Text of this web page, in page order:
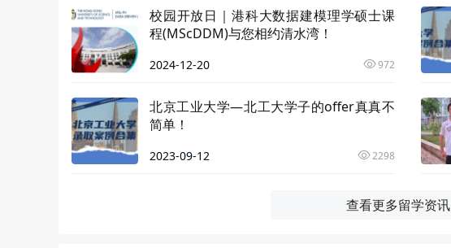
校园开放日｜港科大数据建模理学硕士课
程(MScDDM)与您相约清水湾！
2024-12-20 972
北京工业大学—北工大学子的offer真真不
简单！
2023-09-12 2298
查看更多留学资讯